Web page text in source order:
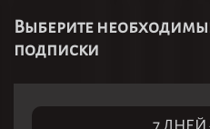
Выберите
подписки